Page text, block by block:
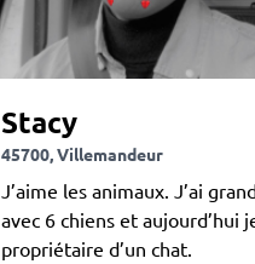
Stacy
45700, Villemandeur
J’aime les animaux. J’ai
avec 6 chiens et aujourd’hui
propriétaire d’un chat.